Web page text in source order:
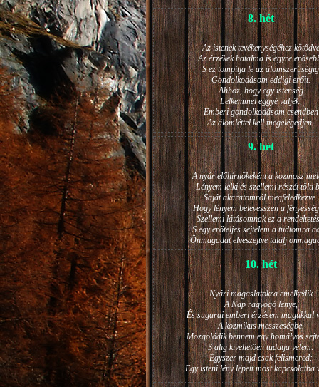
8. hét
Az istenek tevékenységéhez kötődve
Az érzékek hatalma is egyre
S ez tompítja le az álomszerűségig
Gondolkodásom eddigi erőit.
Ahhoz, hogy egy istenség
Lelkemmel eggyé váljék,
Emberi gondolkodásom csendben
Az álomléttel kell megelégedjen.
9. hét
A nyár előhírnökeként a kozmosz
Lényem lelki és szellemi részét tölti
Saját akaratomról megfeledkezve.
Hogy lényem belevesszen a
Szellemi látásomnak ez a
S egy erőteljes sejtelem a tudtomra
Önmagadat elveszejtve találj
10. hét
Nyári magaslatokra emelkedik
A Nap ragyogó lénye,
És sugarai emberi érzésem magukkal
A kozmikus messzeségbe.
Mozgolódik bennem egy homályos
S alig kivehetően tudatja velem:
Egyszer majd csak felismered:
Egy isteni lény lépett most kapcsolatba